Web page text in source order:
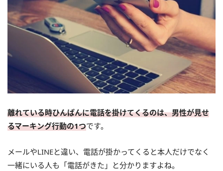
離れている時ひんぱんに電話を掛けてくるのは、男性が見せ
るマーキング行動の1つです。
メールやLINEと違い、電話が掛かってくると本人だけでなく
一緒にいる人も「電話がきた」と分かりますよね。